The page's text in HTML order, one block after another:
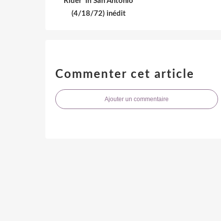
(4/18/72) inédit
Commenter cet article
Ajouter un commentaire